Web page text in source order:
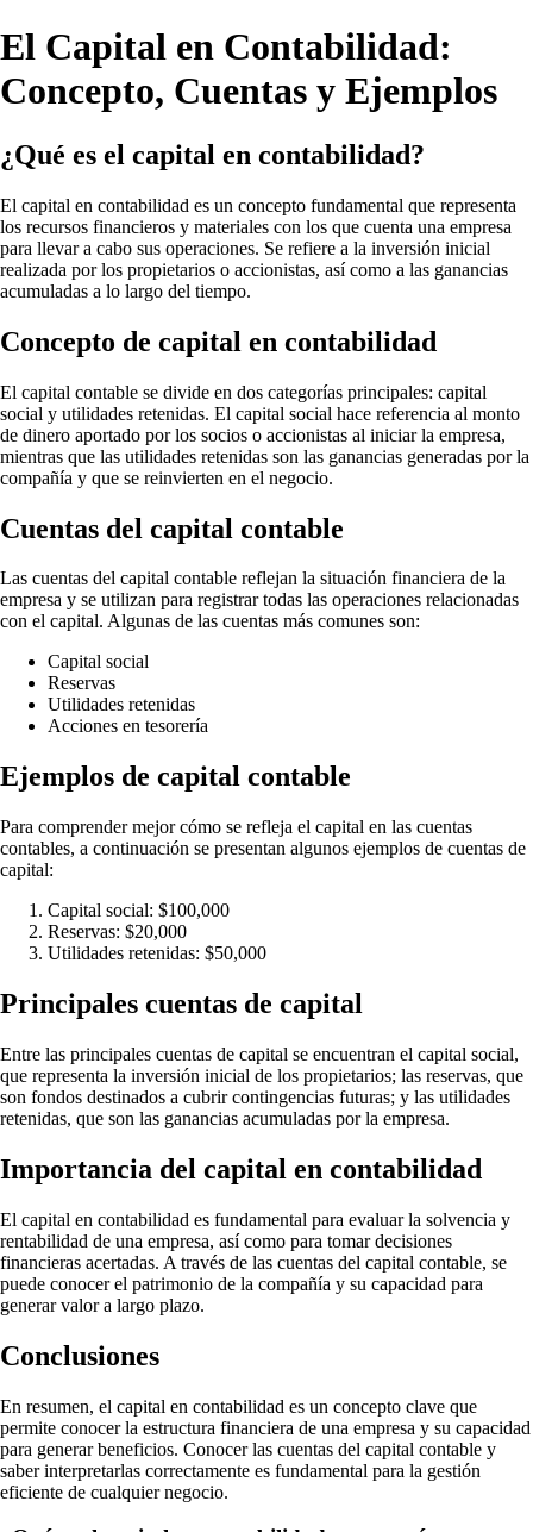
El Capital en Contabilidad:
Concepto, Cuentas y Ejemplos
¿Qué es el capital en contabilidad?
El capital en contabilidad es un concepto fundamental que representa
los recursos financieros y materiales con los que cuenta una empresa
para llevar a cabo sus operaciones. Se refiere a la inversión inicial
realizada por los propietarios o accionistas, así como a las ganancias
acumuladas a lo largo del tiempo.
Concepto de capital en contabilidad
El capital contable se divide en dos categorías principales: capital
social y utilidades retenidas. El capital social hace referencia al monto
de dinero aportado por los socios o accionistas al iniciar la empresa,
mientras que las utilidades retenidas son las ganancias generadas por la
compañía y que se reinvierten en el negocio.
Cuentas del capital contable
Las cuentas del capital contable reflejan la situación financiera de la
empresa y se utilizan para registrar todas las operaciones relacionadas
con el capital. Algunas de las cuentas más comunes son:
Capital social
Reservas
Utilidades retenidas
Acciones en tesorería
Ejemplos de capital contable
Para comprender mejor cómo se refleja el capital en las cuentas
contables, a continuación se presentan algunos ejemplos de cuentas de
capital:
Capital social: $100,000
Reservas: $20,000
Utilidades retenidas: $50,000
Principales cuentas de capital
Entre las principales cuentas de capital se encuentran el capital social,
que representa la inversión inicial de los propietarios; las reservas, que
son fondos destinados a cubrir contingencias futuras; y las utilidades
retenidas, que son las ganancias acumuladas por la empresa.
Importancia del capital en contabilidad
El capital en contabilidad es fundamental para evaluar la solvencia y
rentabilidad de una empresa, así como para tomar decisiones
financieras acertadas. A través de las cuentas del capital contable, se
puede conocer el patrimonio de la compañía y su capacidad para
generar valor a largo plazo.
Conclusiones
En resumen, el capital en contabilidad es un concepto clave que
permite conocer la estructura financiera de una empresa y su capacidad
para generar beneficios. Conocer las cuentas del capital contable y
saber interpretarlas correctamente es fundamental para la gestión
eficiente de cualquier negocio.